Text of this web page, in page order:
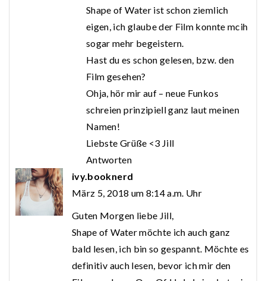
Shape of Water ist schon ziemlich
eigen, ich glaube der Film konnte mcih
sogar mehr begeistern.
Hast du es schon gelesen, bzw. den
Film gesehen?
Ohja, hör mir auf – neue Funkos
schreien prinzipiell ganz laut meinen
Namen!
Liebste Grüße <3 Jill
Antworten
ivy.booknerd
März 5, 2018 um 8:14 a.m. Uhr
Guten Morgen liebe Jill,
Shape of Water möchte ich auch ganz
bald lesen, ich bin so gespannt. Möchte es
definitiv auch lesen, bevor ich mir den